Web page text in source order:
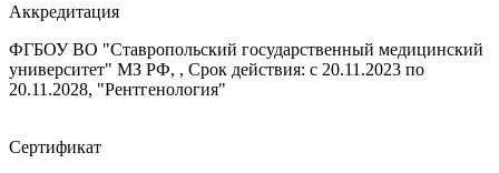
Аккредитация
ФГБОУ ВО "Ставропольский государственный медицинский
университет" МЗ РФ, , Срок действия: с 20.11.2023 по
20.11.2028, "Рентгенология"
Сертификат